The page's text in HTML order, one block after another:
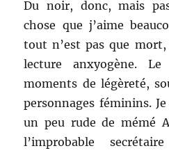
Du noir, donc, mais
chose que j’aime
tout n’est pas que
lecture anxyogène.
moments de légèreté,
personnages féminins.
un peu rude de mémé
l’improbable